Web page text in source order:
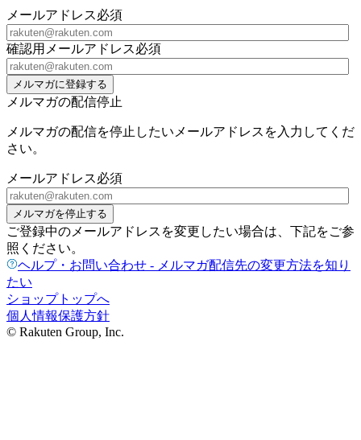
メールアドレス必須
確認用メールアドレス必須
メルマガに登録する
メルマガの配信停止
メルマガの配信を停止したいメールアドレスを入力してくだ
さい。
メールアドレス必須
メルマガを停止する
ご登録中のメールアドレスを変更したい場合は、下記をご参
照ください。
ヘルプ・お問い合わせ - メルマガ配信先の変更方法を知り
たい
ショップトップへ
個人情報保護方針
© Rakuten Group, Inc.